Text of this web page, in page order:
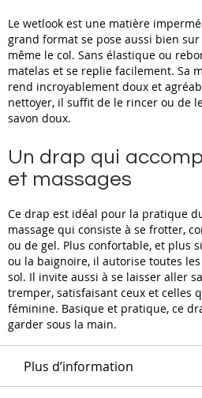
Le wetlook est une matière
grand format se pose aussi bien
même le col. Sans élastique ou
matelas et se replie facilement. Sa
rend incroyablement doux et
nettoyer, il suffit de le rincer ou de
savon doux.
Un drap qui
et massages
Ce drap est idéal pour la pratique
massage qui consiste à se frotter,
ou de gel. Plus confortable, et plus
ou la baignoire, il autorise toutes
sol. Il invite aussi à se laisser aller
tremper, satisfaisant ceux et celles
féminine. Basique et pratique, ce
garder sous la main.
Plus d’information